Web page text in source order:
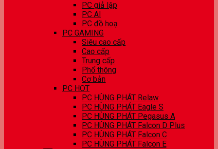
PC giả lập
PC AI
PC đồ hoạ
PC GAMING
Siêu cao cấp
Cao cấp
Trung cấp
Phổ thông
Cơ bản
PC HOT
PC HÙNG PHÁT Relaw
PC HÙNG PHÁT Eagle S
PC HÙNG PHÁT Pegasus A
PC HÙNG PHÁT Falcon D Plus
PC HÙNG PHÁT Falcon C
PC HÙNG PHÁT Falcon E